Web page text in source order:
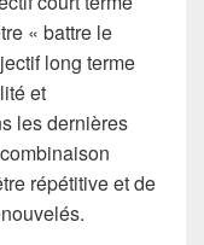
« battre le
long terme
et
les dernières
répétitive et de